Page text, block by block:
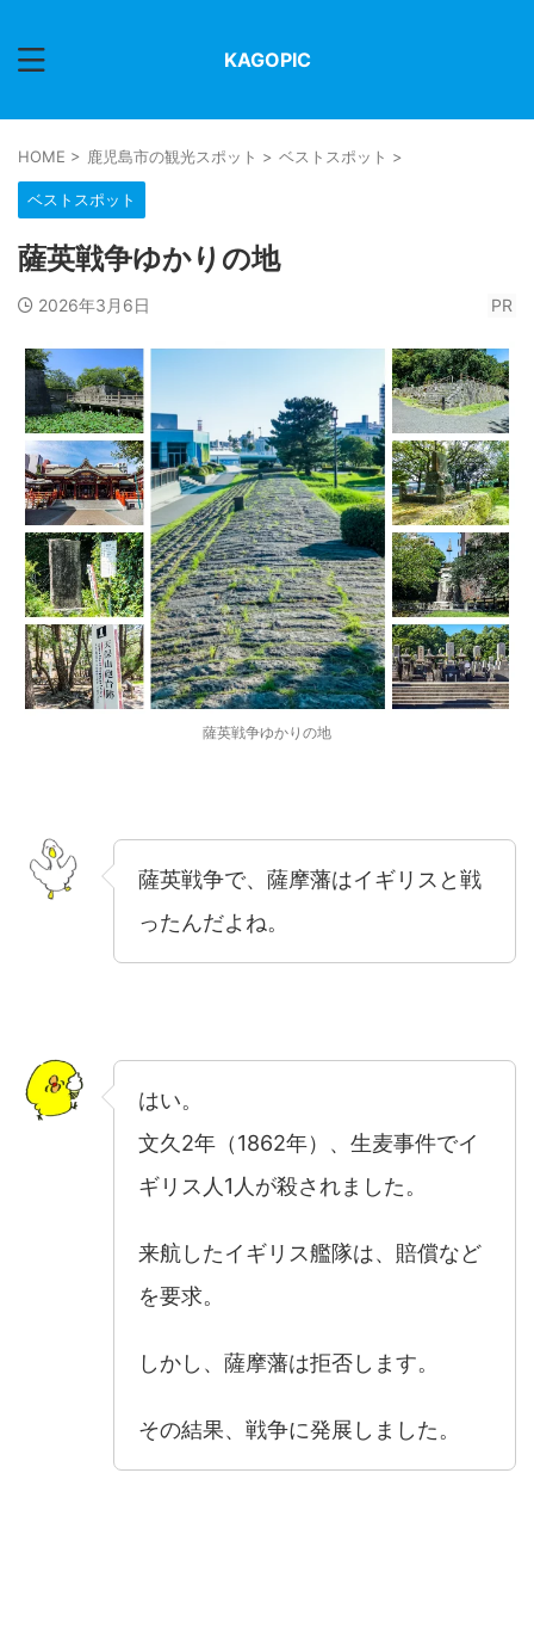
KAGOPIC
HOME > 鹿児島市の観光スポット > ベストスポット >
ベストスポット
薩英戦争ゆかりの地
2026年3月6日 PR
薩英戦争ゆかりの地
薩英戦争で、薩摩藩はイギリスと戦
ったんだよね。
はい。
文久2年（1862年）、生麦事件でイ
ギリス人1人が殺されました。
来航したイギリス艦隊は、賠償など
を要求。
しかし、薩摩藩は拒否します。
その結果、戦争に発展しました。